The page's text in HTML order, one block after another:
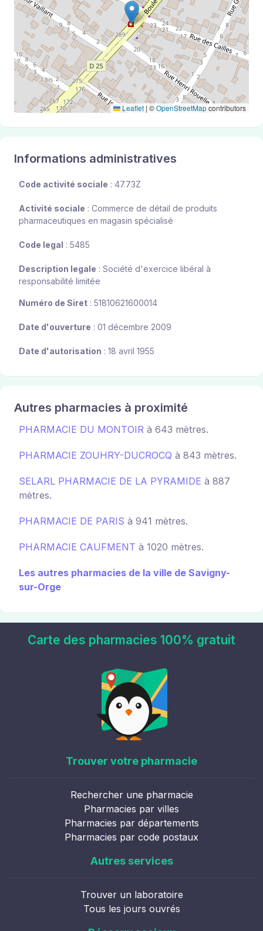
Leaflet | ©OpenStreetMapcontributors
Informations administratives
Code activité sociale : 47.73Z
Activité sociale : Commerce de détail de produits
pharmaceutiques en magasin spécialisé
Code legal : 5485
Description legale : Société d'exercice libéral à
responsabilité limitée
Numéro de Siret : 51810621600014
Date d'ouverture : 01 décembre 2009
Date d'autorisation : 18 avril 1955
Autres pharmacies à proximité
PHARMACIE DU MONTOIR à 643 mètres.
PHARMACIE ZOUHRY-DUCROCQ à 843 mètres.
SELARL PHARMACIE DE LA PYRAMIDE à 887
mètres.
PHARMACIE DE PARIS à 941 mètres.
PHARMACIE CAUFMENT à 1020 mètres.
Les autres pharmacies de la ville de Savigny-
sur-Orge
Carte des pharmacies 100% gratuit
Trouver votre pharmacie
Rechercher une pharmacie
Pharmacies par villes
Pharmacies par départements
Pharmacies par code postaux
Autres services
Trouver un laboratoire
Tous les jours ouvrés